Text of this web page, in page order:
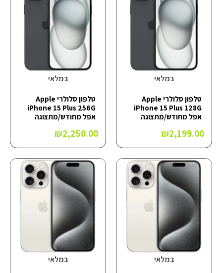
במלאי
טלפון סלולרי Apple
iPhone 15 Plus 128G
אפל מחודש/מתצוגה
₪2,199.00
במלאי
טלפון סלולרי Apple
iPhone 15 Plus 256G
אפל מחודש/מתצוגה
₪2,250.00
במלאי במלאי